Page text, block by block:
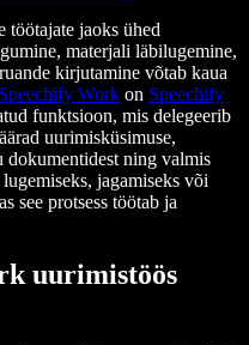
töötajate jaoks ühed
materjali läbilugemine,
kirjutamine võtab kaua
Speechify Work on Speechify
funktsioon, mis delegeerib
uurimisküsimuse,
dokumentidest ning valmis
jagamiseks või
see protsess töötab ja
uurimistöös